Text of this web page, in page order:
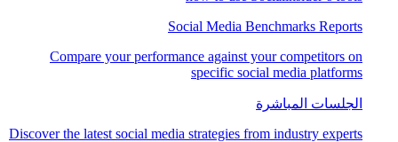
Social Media Benchmarks Reports
Compare your performance against your competitors on
specific social media platforms
الجلسات المباشرة
Discover the latest social media strategies from industry experts